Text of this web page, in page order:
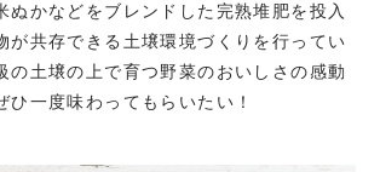
ぬかなどをブレンドした完熟堆肥を投入
が共存できる土壌環境づくりを行ってい
の土壌の上で育つ野菜のおいしさの感動
ひ一度味わってもらいたい！